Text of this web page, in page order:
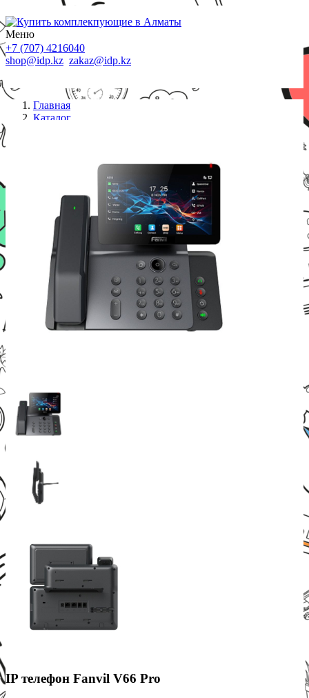
Меню
+7 (707) 4216040
shop@idp.kz zakaz@idp.kz
Главная
Каталог
IP телефон Fanvil V66 Pro